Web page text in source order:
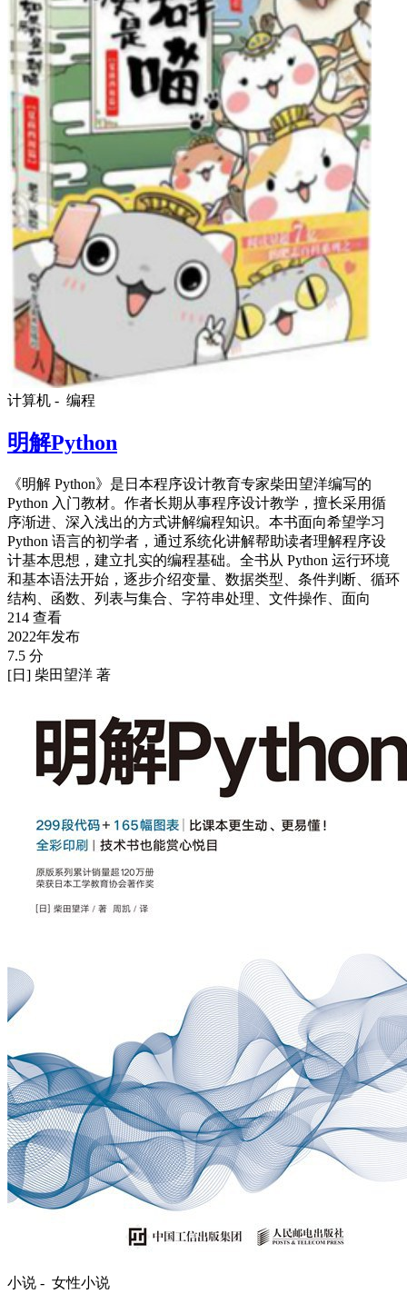
计算机 - 编程
明解Python
《明解 Python》是日本程序设计教育专家柴田望洋编写的
Python 入门教材。作者长期从事程序设计教学，擅长采用循
序渐进、深入浅出的方式讲解编程知识。本书面向希望学习
Python 语言的初学者，通过系统化讲解帮助读者理解程序设
计基本思想，建立扎实的编程基础。全书从 Python 运行环境
和基本语法开始，逐步介绍变量、数据类型、条件判断、循环
结构、函数、列表与集合、字符串处理、文件操作、面向
214 查看
2022年发布
7.5 分
[日] 柴田望洋 著
小说 - 女性小说